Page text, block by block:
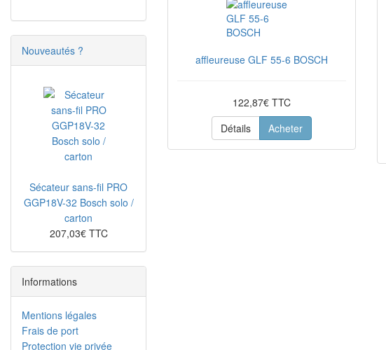
affleureuse GLF 55-6 BOSCH
122,87€ TTC
Détails
Acheter
Nouveautés ?
Sécateur sans-fil PRO
GGP18V-32 Bosch solo /
carton
207,03€ TTC
Informations
Mentions légales
Frais de port
Protection vie privée